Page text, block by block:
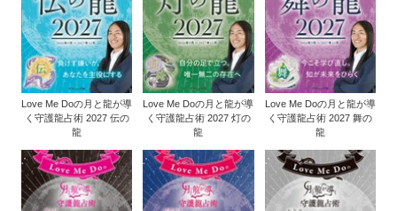
Love Me Doの月と龍が導
く守護龍占術 2027 伝の
龍
Love Me Doの月と龍が導
く守護龍占術 2027 灯の
龍
Love Me Doの月と龍が導
く守護龍占術 2027 舞の
龍